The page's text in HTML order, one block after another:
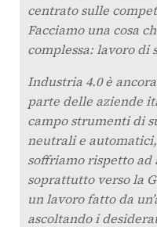
centrato sulle
Facciamo una cosa
complessa: lavoro di
Industria 4.0 è
parte delle aziende
campo strumenti di
neutrali e
soffriamo rispetto ad
soprattutto verso la
un lavoro fatto da
ascoltando i